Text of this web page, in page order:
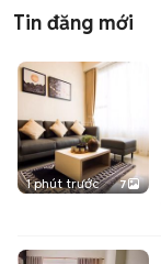
Tin đăng mới
1 phút trước 7